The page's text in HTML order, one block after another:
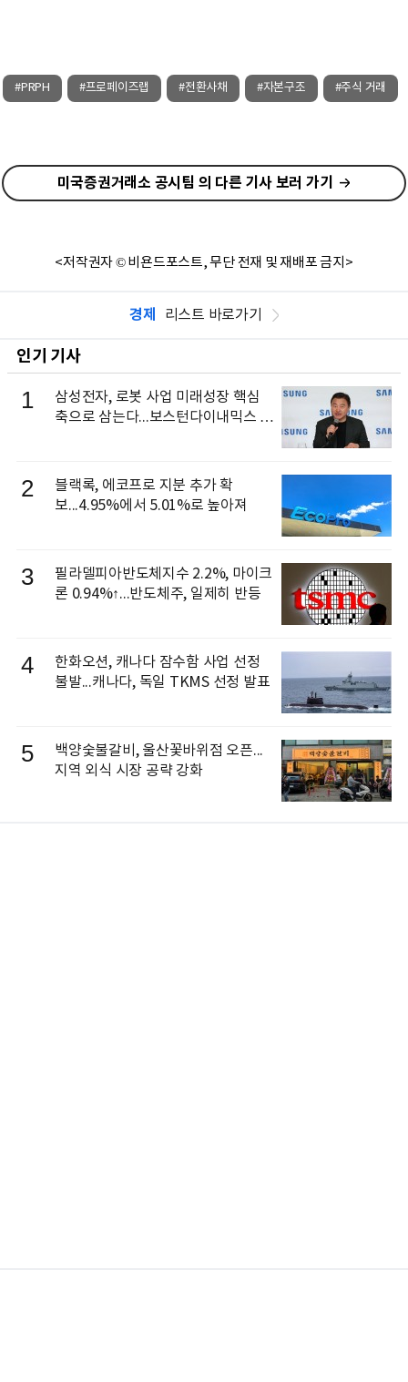
#PRPH #프로페이즈랩 #전환사채 #자본구조 #주식 거래
미국증권거래소 공시팀 의 다른 기사 보러 가기
<저작권자 © 비욘드포스트, 무단 전재 및 재배포 금지>
경제 리스트 바로가기
인기 기사
1
삼성전자, 로봇 사업 미래성장 핵심
축으로 삼는다...보스턴다이내믹스 출
2
블랙록, 에코프로 지분 추가 확
보...4.95%에서 5.01%로 높아져
3
필라델피아반도체지수 2.2%, 마이크
론 0.94%↑...반도체주, 일제히 반등
4
한화오션, 캐나다 잠수함 사업 선정
불발...캐나다, 독일 TKMS 선정 발표
5
백양숯불갈비, 울산꽃바위점 오픈...
지역 외식 시장 공략 강화